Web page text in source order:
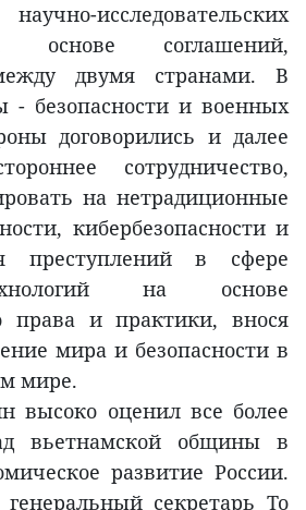
исследовательских
основе соглашений,
двумя странами. В
- безопасности и военных
договорились и далее
сотрудничество,
на нетрадиционные
кибербезопасности и
преступлений в сфере
на основе
права и практики, внося
мира и безопасности в
мире.
высоко оценил все более
вьетнамской общины в
развитие России.
секретарь То